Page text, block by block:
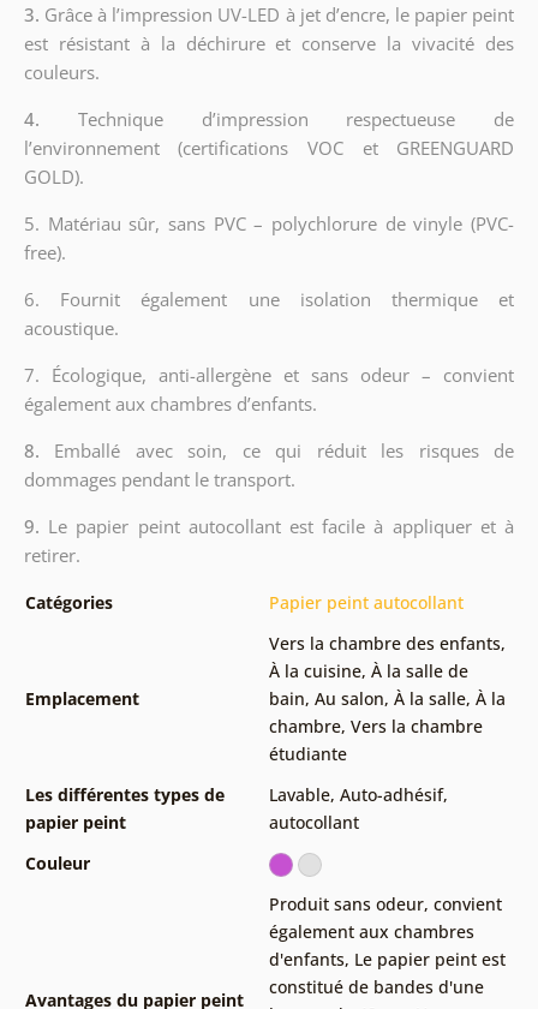
3. Grâce à l’impression UV-LED à jet d’encre, le papier peint
est résistant à la déchirure et conserve la vivacité des
couleurs.
4. Technique d’impression respectueuse de
l’environnement (certifications VOC et GREENGUARD
GOLD).
5. Matériau sûr, sans PVC – polychlorure de vinyle (PVC-
free).
6. Fournit également une isolation thermique et
acoustique.
7. Écologique, anti-allergène et sans odeur – convient
également aux chambres d’enfants.
8. Emballé avec soin, ce qui réduit les risques de
dommages pendant le transport.
9. Le papier peint autocollant est facile à appliquer et à
retirer.
Catégories Papier peint autocollant
Emplacement
Vers la chambre des enfants,
À la cuisine, À la salle de
bain, Au salon, À la salle, À la
chambre, Vers la chambre
étudiante
Les différentes types de
papier peint
Lavable, Auto-adhésif,
autocollant
Couleur
Avantages du papier peint
Produit sans odeur, convient
également aux chambres
d'enfants, Le papier peint est
constitué de bandes d'une